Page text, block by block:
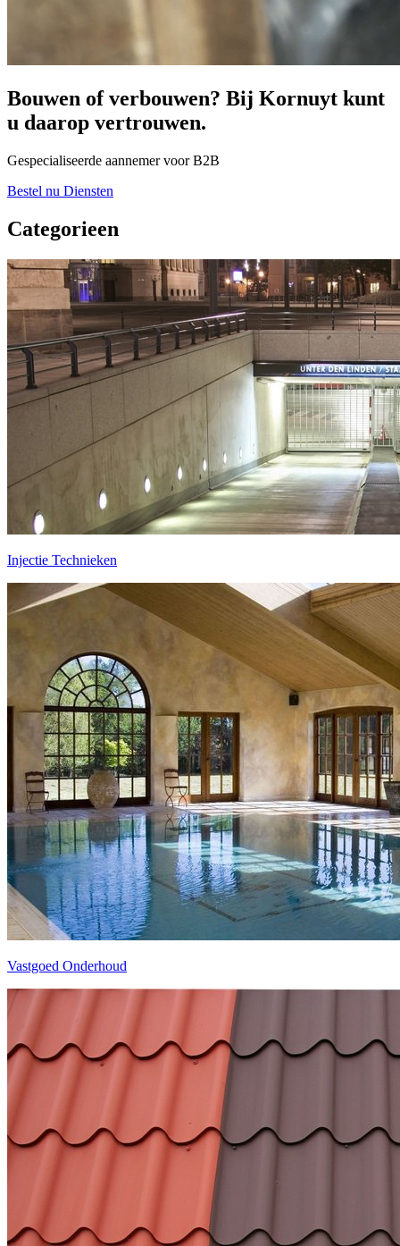
Bouwen of verbouwen? Bij Kornuyt kunt
u daarop vertrouwen.
Gespecialiseerde aannemer voor B2B
Bestel nu Diensten
Categorieen
Injectie Technieken
Vastgoed Onderhoud